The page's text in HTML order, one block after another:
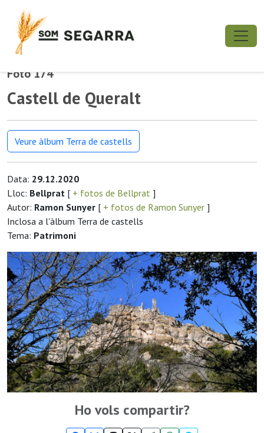
Foto 174
Castell de Queralt
Veure àlbum Terra de castells
Data: 29.12.2020
Lloc: Bellprat [ + fotos de Bellprat ]
Autor: Ramon Sunyer [ + fotos de Ramon Sunyer ]
Inclosa a l'àlbum Terra de castells
Tema: Patrimoni
Ho vols compartir?